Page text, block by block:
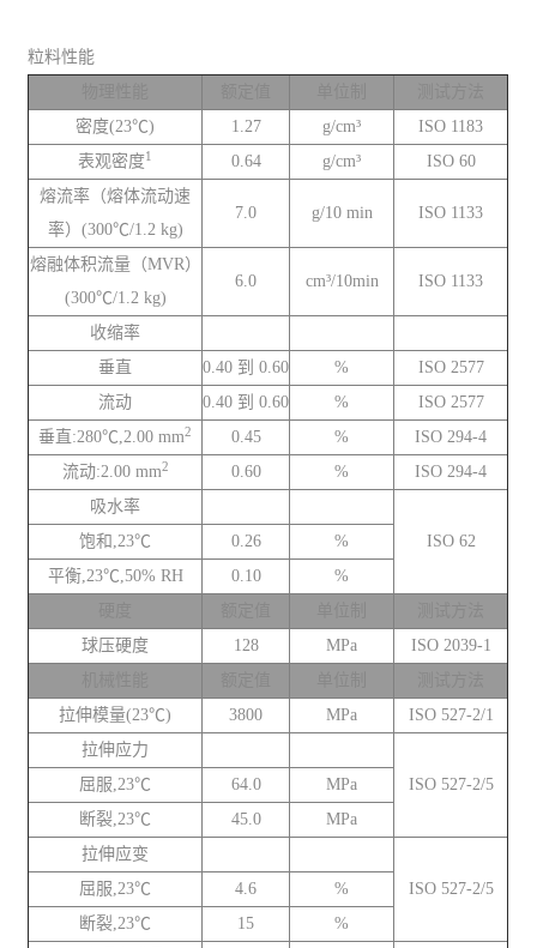
粒料性能
密度(23℃)
1.27 g/cm³
ISO 1183
表观密度1 0.64 g/cm³
ISO 60
熔流率（熔体流动速
率）(300℃/1.2 kg)
7.0 g/10 min ISO 1133
熔融体积流量（MVR）
(300℃/1.2 kg)
6.0 cm³/10min ISO 1133
收缩率
垂直
0.40 到 0.60 %
ISO 2577
流动
0.40 到 0.60 %
ISO 2577
垂直:280℃,2.00 mm2 0.45 %
ISO 294-4
流动:2.00 mm2 0.60 %
ISO 294-4
吸水率
ISO 62
饱和,23℃ 0.26
%
平衡,23℃,50% RH
0.10
%
球压硬度
128 MPa
ISO 2039-1
拉伸模量(23℃)
3800 MPa
ISO 527-2/1
拉伸应力
ISO 527-2/5
屈服,23℃ 64.0
MPa
断裂,23℃
45.0
MPa
拉伸应变
ISO 527-2/5
屈服,23℃ 4.6
%
断裂,23℃
15
%